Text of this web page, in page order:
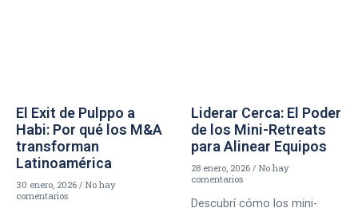
El Exit de Pulppo a
Habi: Por qué los M&A
transforman
Latinoamérica
30 enero, 2026
No hay
comentarios
Liderar Cerca: El Poder
de los Mini-Retreats
para Alinear Equipos
28 enero, 2026
No hay
comentarios
Descubrí cómo los mini-